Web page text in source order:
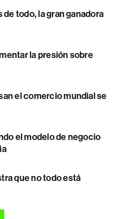
todo, la gran ganadora
la presión sobre
el comercio mundial se
el modelo de negocio
que no todo está